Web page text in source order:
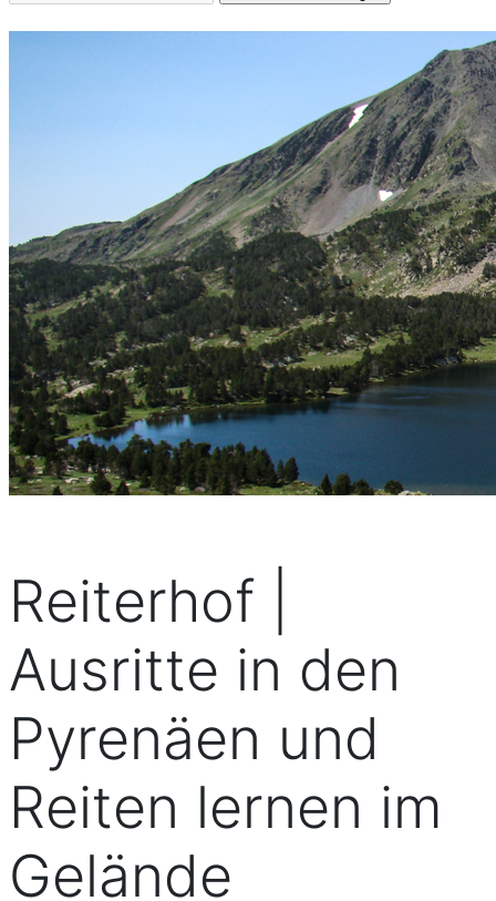
Reiterhof |
Ausritte in den
Pyrenäen und
Reiten lernen im
Gelände